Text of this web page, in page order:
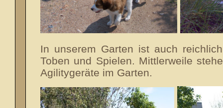
In unserem Garten ist auch
Toben und Spielen. Mittlerweile
Agilitygeräte im Garten.